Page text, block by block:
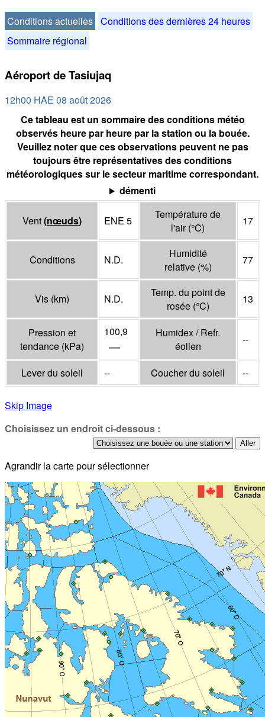
Conditions actuelles Conditions des dernières 24 heures
Sommaire régional
Aéroport de Tasiujaq
12h00 HAE 08 août 2026
Ce tableau est un sommaire des conditions météo
observés heure par heure par la station ou la bouée.
Veuillez noter que ces observations peuvent ne pas
toujours être représentatives des conditions
météorologiques sur le secteur maritime correspondant.
démenti
Vent(nœuds) ENE 5
Température de
l'air(°C)
17
Conditions N.D.
Humidité
relative (%)
77
Vis (km) N.D.
Temp. du point de
rosée (°C)
13
Pression et
tendance (kPa)
100,9
—
Humidex / Refr.
éolien
--
Lever du soleil -- Coucher du soleil --
Skip Image
Choisissez un endroit ci-dessous :
Agrandir la carte pour sélectionner